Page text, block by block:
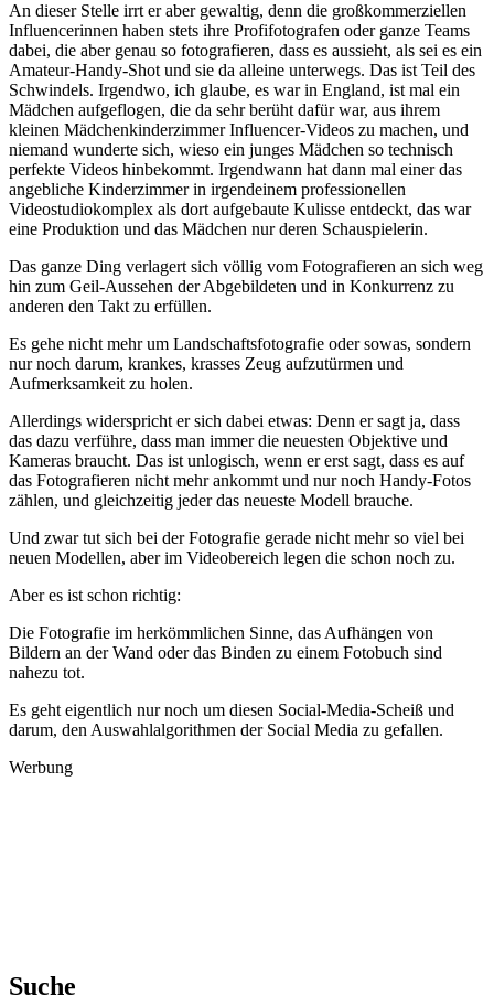
An dieser Stelle irrt er aber gewaltig, denn die großkommerziellen
Influencerinnen haben stets ihre Profifotografen oder ganze Teams
dabei, die aber genau so fotografieren, dass es aussieht, als sei es ein
Amateur-Handy-Shot und sie da alleine unterwegs. Das ist Teil des
Schwindels. Irgendwo, ich glaube, es war in England, ist mal ein
Mädchen aufgeflogen, die da sehr berüht dafür war, aus ihrem
kleinen Mädchenkinderzimmer Influencer-Videos zu machen, und
niemand wunderte sich, wieso ein junges Mädchen so technisch
perfekte Videos hinbekommt. Irgendwann hat dann mal einer das
angebliche Kinderzimmer in irgendeinem professionellen
Videostudiokomplex als dort aufgebaute Kulisse entdeckt, das war
eine Produktion und das Mädchen nur deren Schauspielerin.
Das ganze Ding verlagert sich völlig vom Fotografieren an sich weg
hin zum Geil-Aussehen der Abgebildeten und in Konkurrenz zu
anderen den Takt zu erfüllen.
Es gehe nicht mehr um Landschaftsfotografie oder sowas, sondern
nur noch darum, krankes, krasses Zeug aufzutürmen und
Aufmerksamkeit zu holen.
Allerdings widerspricht er sich dabei etwas: Denn er sagt ja, dass
das dazu verführe, dass man immer die neuesten Objektive und
Kameras braucht. Das ist unlogisch, wenn er erst sagt, dass es auf
das Fotografieren nicht mehr ankommt und nur noch Handy-Fotos
zählen, und gleichzeitig jeder das neueste Modell brauche.
Und zwar tut sich bei der Fotografie gerade nicht mehr so viel bei
neuen Modellen, aber im Videobereich legen die schon noch zu.
Aber es ist schon richtig:
Die Fotografie im herkömmlichen Sinne, das Aufhängen von
Bildern an der Wand oder das Binden zu einem Fotobuch sind
nahezu tot.
Es geht eigentlich nur noch um diesen Social-Media-Scheiß und
darum, den Auswahlalgorithmen der Social Media zu gefallen.
Werbung
Suche